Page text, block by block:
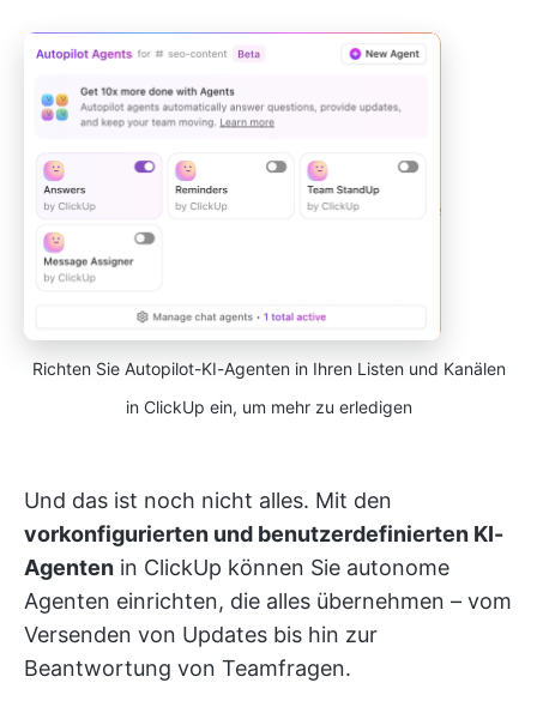
Richten Sie Autopilot-KI-Agenten in Ihren Listen und Kanälen
in ClickUp ein, um mehr zu erledigen
Und das ist noch nicht alles. Mit den
vorkonfigurierten und benutzerdefinierten KI-
Agenten in ClickUp können Sie autonome
Agenten einrichten, die alles übernehmen – vom
Versenden von Updates bis hin zur
Beantwortung von Teamfragen.